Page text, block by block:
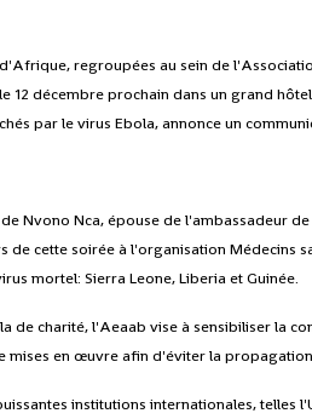
regroupées au sein de
12 décembre prochain dans un grand
par le virus Ebola, annonce un
Nvono Nca, épouse de l'ambassadeur
cette soirée à l'organisation Médecins
mortel: Sierra Leone, Liberia et Guinée.
de charité, l'Aeaab vise à sensibiliser la
mises en œuvre afin d'éviter la
institutions internationales, telles